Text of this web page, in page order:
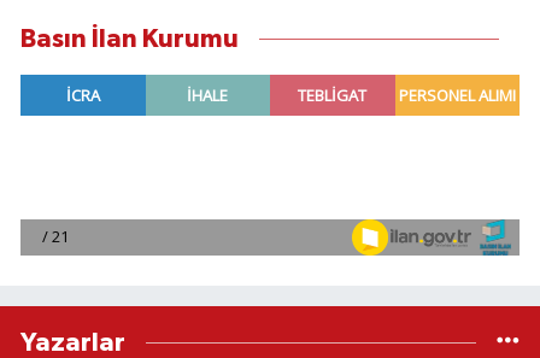
Basın İlan Kurumu
Yazarlar